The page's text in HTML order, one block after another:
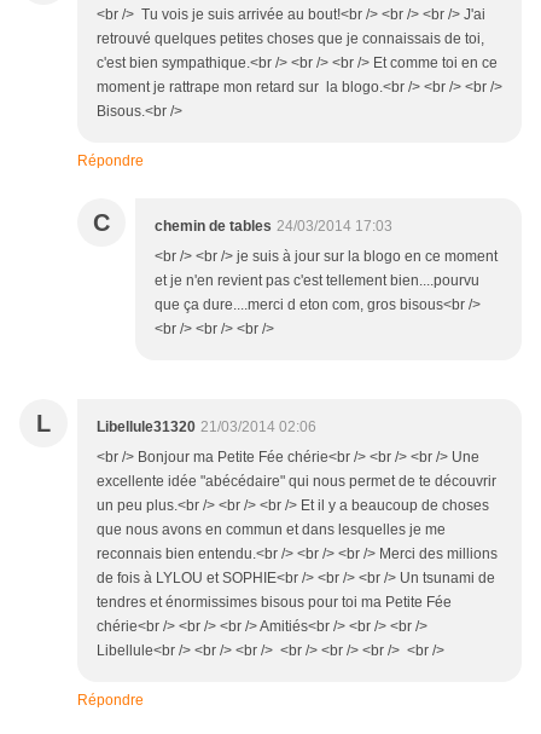
<br /> Tu vois je suis arrivée au bout!<br /> <br /> <br /> J'ai
retrouvé quelques petites choses que je connaissais de toi,
c'est bien sympathique.<br /> <br /> <br /> Et comme toi en ce
moment je rattrape mon retard sur la blogo.<br /> <br /> <br />
Bisous.<br />
Répondre
C chemin de tables 24/03/2014 17:03
<br /> <br /> je suis à jour sur la blogo en ce moment
et je n'en revient pas c'est tellement bien....pourvu
que ça dure....merci d eton com, gros bisous<br />
<br /> <br /> <br />
L Libellule31320 21/03/2014 02:06
<br /> Bonjour ma Petite Fée chérie<br /> <br /> <br /> Une
excellente idée "abécédaire" qui nous permet de te découvrir
un peu plus.<br /> <br /> <br /> Et il y a beaucoup de choses
que nous avons en commun et dans lesquelles je me
reconnais bien entendu.<br /> <br /> <br /> Merci des millions
de fois à LYLOU et SOPHIE<br /> <br /> <br /> Un tsunami de
tendres et énormissimes bisous pour toi ma Petite Fée
chérie<br /> <br /> <br /> Amitiés<br /> <br /> <br />
Libellule<br /> <br /> <br /> <br /> <br /> <br /> <br />
Répondre